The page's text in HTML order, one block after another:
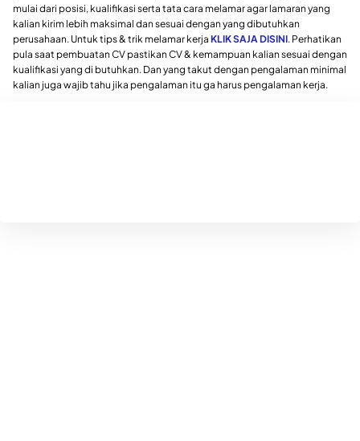
mulai dari posisi, kualifikasi serta tata cara melamar agar lamaran yang
kalian kirim lebih maksimal dan sesuai dengan yang dibutuhkan
perusahaan. Untuk tips & trik melamar kerja KLIK SAJA DISINI. Perhatikan
pula saat pembuatan CV pastikan CV & kemampuan kalian sesuai dengan
kualifikasi yang di butuhkan. Dan yang takut dengan pengalaman minimal
kalian juga wajib tahu jika pengalaman itu ga harus pengalaman kerja.